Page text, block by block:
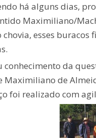
há alguns dias,
Maximiliano/
esses
da
Maximiliano de
foi realizado com